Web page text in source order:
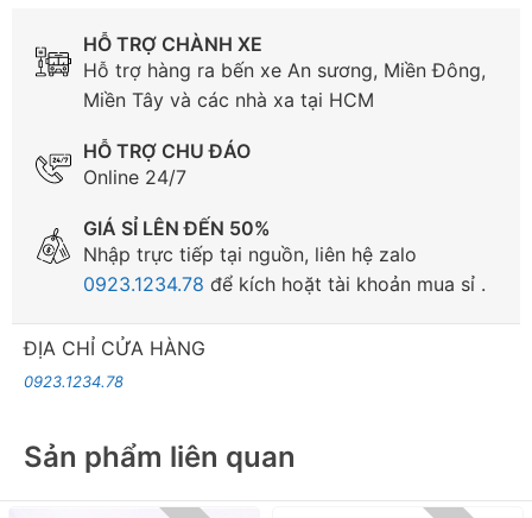
HỖ TRỢ CHÀNH XE
Hỗ trợ hàng ra bến xe An sương, Miền Đông,
Miền Tây và các nhà xa tại HCM
HỖ TRỢ CHU ĐÁO
Online 24/7
GIÁ SỈ LÊN ĐẾN 50%
Nhập trực tiếp tại nguồn, liên hệ zalo
0923.1234.78 để kích hoặt tài khoản mua sỉ .
ĐỊA CHỈ CỬA HÀNG
0923.1234.78
Sản phẩm liên quan